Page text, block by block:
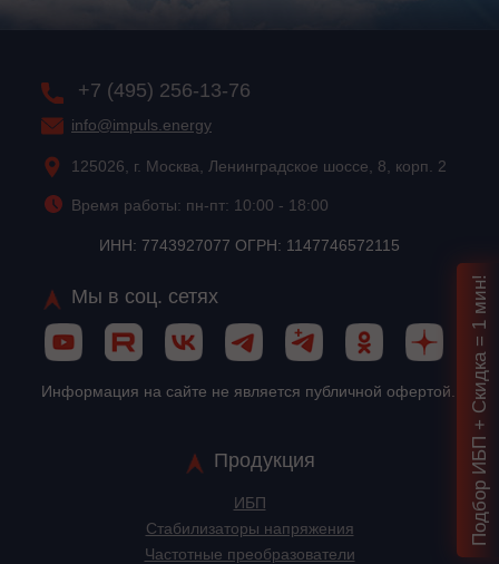
+7 (495) 256-13-76
info@impuls.energy
125026, г. Москва, Ленинградское шоссе, 8, корп. 2
Время работы: пн-пт: 10:00 - 18:00
ИНН: 7743927077 ОГРН: 1147746572115
Мы в соц. сетях
Информация на сайте не является публичной офертой.
Продукция
ИБП
Стабилизаторы напряжения
Частотные преобразователи
Подбор ИБП + Скидка = 1 мин!